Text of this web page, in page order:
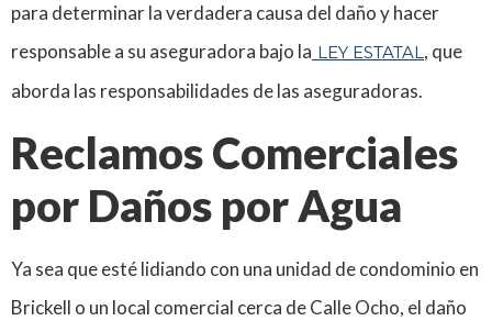
para determinar la verdadera causa del daño y hacer
responsable a su aseguradora bajo la LEY ESTATAL, que
aborda las responsabilidades de las aseguradoras.
Reclamos Comerciales
por Daños por Agua
Ya sea que esté lidiando con una unidad de condominio en
Brickell o un local comercial cerca de Calle Ocho, el daño